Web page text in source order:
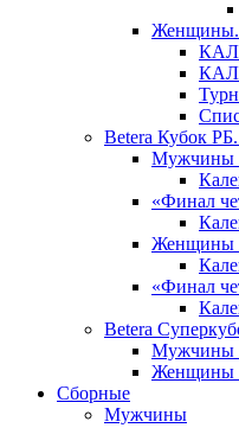
Женщины.
Betera Кубок
Мужчины
«Финал
Женщины
«Финал
Betera
Мужчины
Женщины
Сборные
Мужчины